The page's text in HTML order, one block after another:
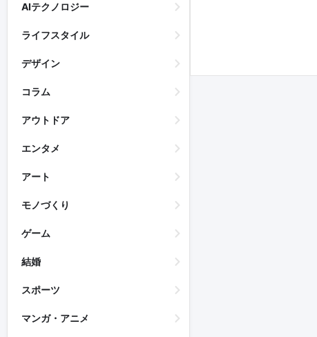
AIテクノロジー
ライフスタイル
デザイン
コラム
アウトドア
エンタメ
アート
モノづくり
ゲーム
結婚
スポーツ
マンガ・アニメ